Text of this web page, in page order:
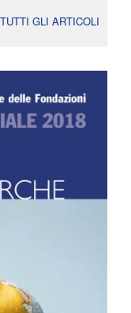
TUTTI GLI ARTICOLI